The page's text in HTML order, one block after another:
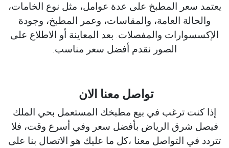
يعتمد سعر المطبخ على عدة عوامل، مثل نوع الخامات،
والحالة العامة، والمقاسات، وعمر المطبخ، وجودة
الإكسسوارات والمفصلات. بعد المعاينة أو الاطلاع على
الصور نقدم أفضل سعر مناسب.
تواصل معنا الان
إذا كنت ترغب في بيع مطبخك المستعمل بحي الملك
فيصل شرق الرياض بأفضل سعر وفي أسرع وقت، فلا
تتردد في التواصل معنا ،كل ما عليك هو الاتصال بنا على